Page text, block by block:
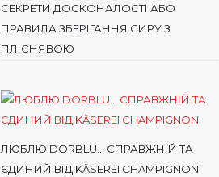
СЕКРЕТИ ДОСКОНАЛОСТІ АБО
ПРАВИЛА ЗБЕРІГАННЯ СИРУ З
ПЛІСНЯВОЮ
ЛЮБЛЮ DORBLU… СПРАВЖНІЙ ТА
ЄДИНИЙ ВІД KÄSEREI CHAMPIGNON